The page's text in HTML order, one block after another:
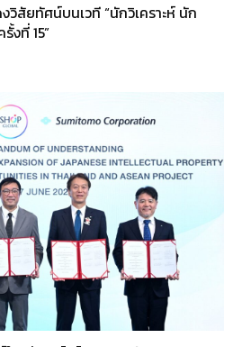
สัยทัศน์บนเวที “นักวิเคราะห์ นัก
ที่ 15”